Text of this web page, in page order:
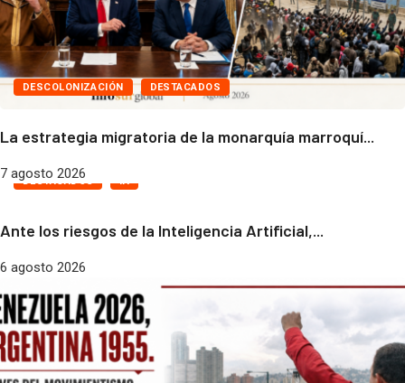
DESCOLONIZACIÓN DESTACADOS
La estrategia migratoria de la monarquía marroquí...
7 agosto 2026
DESTACADOS IA
Ante los riesgos de la Inteligencia Artificial,...
6 agosto 2026